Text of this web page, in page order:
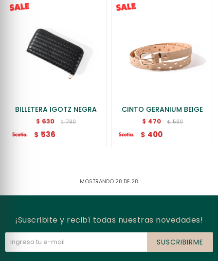
BILLETERA IGOTZ NEGRA
$ 630 $ 790
$ 536
CINTO GERANIUM BEIGE
$ 470 $ 590
$ 400
MOSTRANDO 28 DE 28
¡Suscribite y recibí todas nuestras novedades!
SUSCRIBIRME